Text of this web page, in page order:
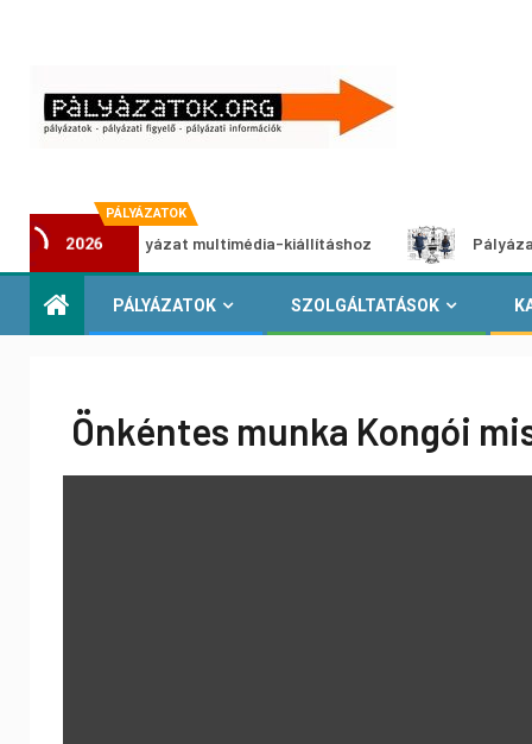
PÁLYÁZATOK
2026
pályázat multimédia-kiállításhoz Pályázat a
PÁLYÁZATOK SZOLGÁLTATÁSOK
Önkéntes munka Kongói